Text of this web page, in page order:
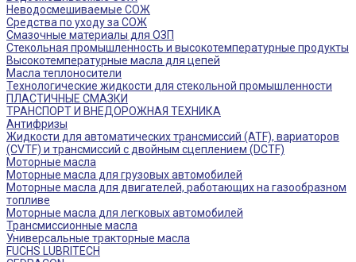
Неводосмешиваемые СОЖ
Средства по уходу за СОЖ
Смазочные материалы для ОЗП
Стекольная промышленность и высокотемпературные продукты
Высокотемпературные масла для цепей
Масла теплоносители
Технологические жидкости для стекольной промышленности
ПЛАСТИЧНЫЕ СМАЗКИ
ТРАНСПОРТ И ВНЕДОРОЖНАЯ ТЕХНИКА
Антифризы
Жидкости для автоматических трансмиссий (ATF), вариаторов
(CVTF) и трансмиссий с двойным сцеплением (DCTF)
Моторные масла
Моторные масла для грузовых автомобилей
Моторные масла для двигателей, работающих на газообразном
топливе
Моторные масла для легковых автомобилей
Трансмиссионные масла
Универсальные тракторные масла
FUCHS LUBRITECH